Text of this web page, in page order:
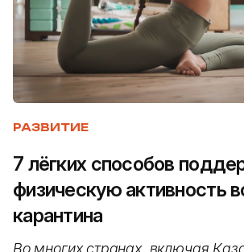
РАЗВИТИЕ
7 лёгких способов
физическую активность
карантина
Во многих странах, включая